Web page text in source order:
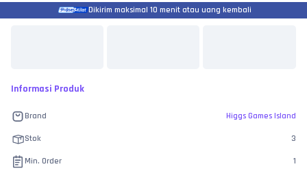
Dikirim maksimal 10 menit atau uang kembali
Informasi Produk
Brand Higgs Games Island
Stok 3
Min. Order 1